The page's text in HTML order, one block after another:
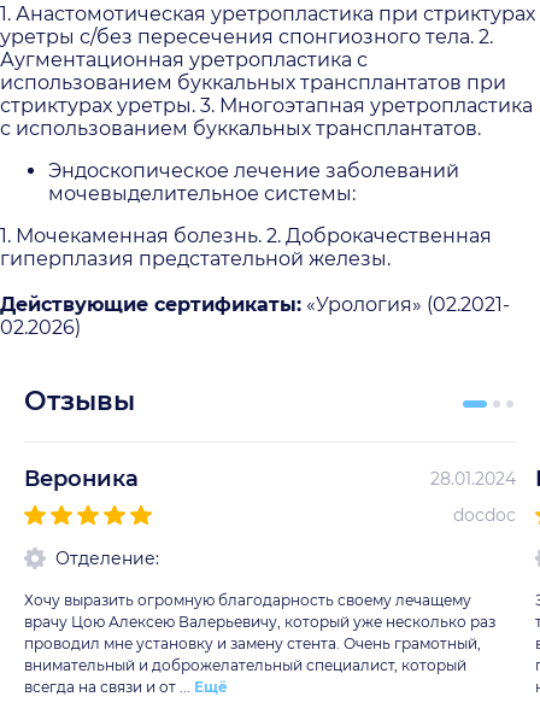
1. Анастомотическая уретропластика при стриктурах
уретры с/без пересечения спонгиозного тела. 2.
Аугментационная уретропластика с
использованием буккальных трансплантатов при
стриктурах уретры. 3. Многоэтапная уретропластика
с использованием буккальных трансплантатов.
Эндоскопическое лечение заболеваний
мочевыделительное системы:
1. Мочекаменная болезнь. 2. Доброкачественная
гиперплазия предстательной железы.
Действующие сертификаты: «Урология» (02.2021-
02.2026)
Отзывы
Вероника
28.01.2024
docdoc
Отделение:
Хочу выразить огромную благодарность своему лечащему
врачу Цою Алексею Валерьевичу, который уже несколько раз
проводил мне установку и замену стента. Очень грамотный,
внимательный и доброжелательный специалист, который
всегда на связи и от ... Ещё